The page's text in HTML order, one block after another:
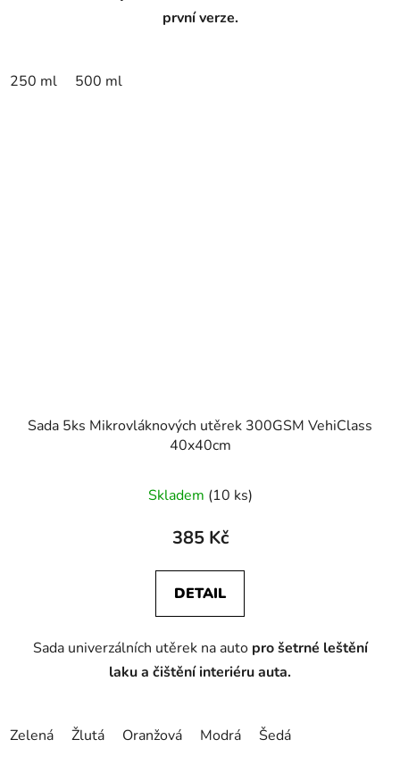
první verze.
250 ml 500 ml
Sada 5ks Mikrovláknových utěrek 300GSM VehiClass
40x40cm
hodnocení
produktu
5,0
z
hvězdiček.
Skladem (10 ks)
385 Kč
DETAIL
Sada univerzálních utěrek na auto pro šetrné leštění
laku a čištění interiéru auta.
Zelená Žlutá Oranžová Modrá Šedá